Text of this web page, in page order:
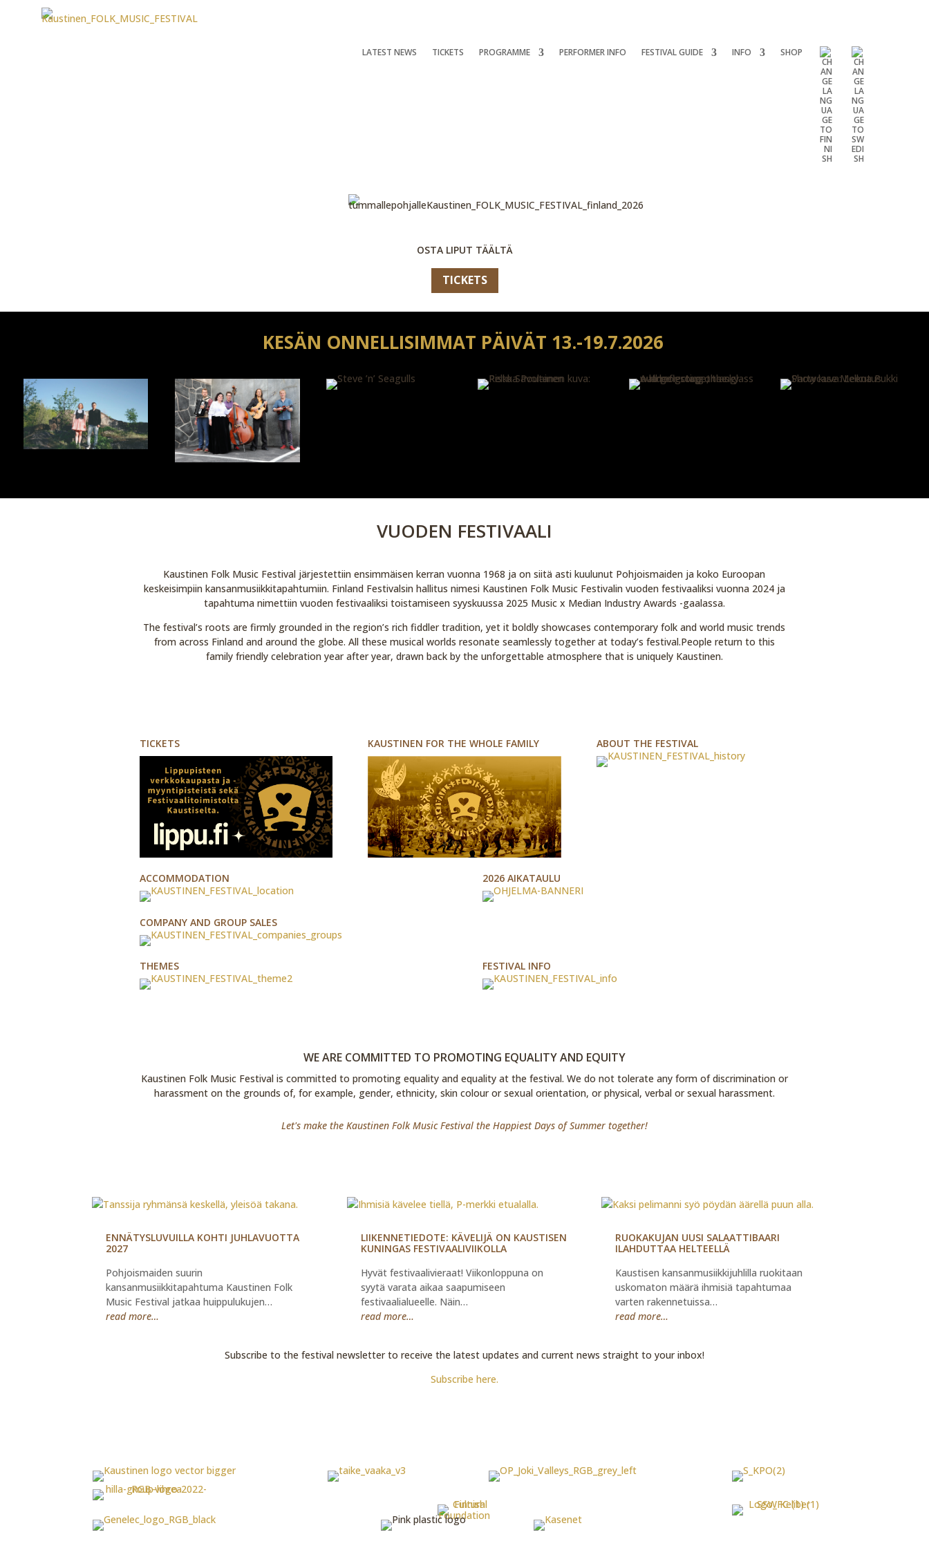
LATEST NEWS TICKETS PROGRAMME PERFORMER INFO FESTIVAL GUIDE INFO SHOP
OSTA LIPUT TÄÄLTÄ
TICKETS
KESÄN ONNELLISIMMAT PÄIVÄT 13.-19.7.2026
VUODEN FESTIVAALI
Kaustinen Folk Music Festival järjestettiin ensimmäisen kerran vuonna 1968 ja on siitä asti kuulunut Pohjoismaiden ja koko Euroopan
keskeisimpiin kansanmusiikkitapahtumiin. Finland Festivalsin hallitus nimesi Kaustinen Folk Music Festivalin vuoden festivaaliksi vuonna 2024 ja
tapahtuma nimettiin vuoden festivaaliksi toistamiseen syyskuussa 2025 Music x Median Industry Awards -gaalassa.
The festival’s roots are firmly grounded in the region’s rich fiddler tradition, yet it boldly showcases contemporary folk and world music trends
from across Finland and around the globe. All these musical worlds resonate seamlessly together at today’s festival.People return to this
family friendly celebration year after year, drawn back by the unforgettable atmosphere that is uniquely Kaustinen.
TICKETS KAUSTINEN FOR THE WHOLE FAMILY ABOUT THE FESTIVAL
ACCOMMODATION
COMPANY AND GROUP SALES
2026 AIKATAULU
THEMES FESTIVAL INFO
WE ARE COMMITTED TO PROMOTING EQUALITY AND EQUITY
Kaustinen Folk Music Festival is committed to promoting equality and equality at the festival. We do not tolerate any form of discrimination or
harassment on the grounds of, for example, gender, ethnicity, skin colour or sexual orientation, or physical, verbal or sexual harassment.
Let's make the Kaustinen Folk Music Festival the Happiest Days of Summer together!
ENNÄTYSLUVUILLA KOHTI JUHLAVUOTTA
2027
Pohjoismaiden suurin
kansanmusiikkitapahtuma Kaustinen Folk
Music Festival jatkaa huippulukujen…
read more…
LIIKENNETIEDOTE: KÄVELIJÄ ON KAUSTISEN
KUNINGAS FESTIVAALIVIIKOLLA
Hyvät festivaalivieraat! Viikonloppuna on
syytä varata aikaa saapumiseen
festivaalialueelle. Näin…
read more…
RUOKAKUJAN UUSI SALAATTIBAARI
ILAHDUTTAA HELTEELLÄ
Kaustisen kansanmusiikkijuhlilla ruokitaan
uskomaton määrä ihmisiä tapahtumaa
varten rakennetuissa…
read more…
Subscribe to the festival newsletter to receive the latest updates and current news straight to your inbox!
Subscribe here.